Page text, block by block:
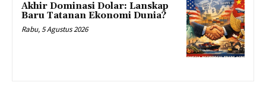
Akhir Dominasi Dolar: Lanskap
Baru Tatanan Ekonomi Dunia?
Rabu, 5 Agustus 2026